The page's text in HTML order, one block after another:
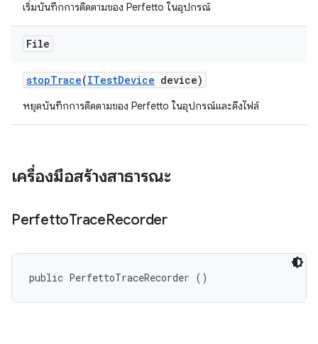
เริ่มบันทึกการติดตามของ Perfetto ในอุปกรณ์
File
stopTrace(ITestDevice device)
หยุดบันทึกการติดตามของ Perfetto ในอุปกรณ์และดึงไฟล์
เครื่องมือสร้างสาธารณะ
PerfettoTraceRecorder
public PerfettoTraceRecorder ()